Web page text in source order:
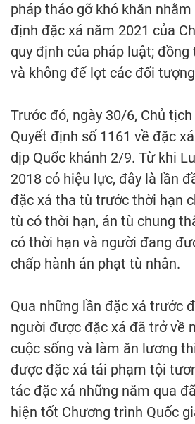
pháp tháo gỡ khó khăn
định đặc xá năm 2021 của
quy định của pháp luật;
và không để lọt các đối
Trước đó, ngày 30/6, Chủ
Quyết định số 1161 về đặc
dịp Quốc khánh 2/9. Từ khi
2018 có hiệu lực, đây là lần
đặc xá tha tù trước thời hạn
tù có thời hạn, án tù chung
có thời hạn và người đang
chấp hành án phạt tù nhân.
Qua những lần đặc xá trước
người được đặc xá đã trở về
cuộc sống và làm ăn lương
được đặc xá tái phạm tội
tác đặc xá những năm qua
hiện tốt Chương trình Quốc